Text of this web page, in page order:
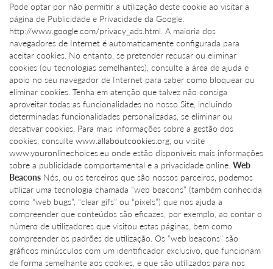
Pode optar por não permitir a utilização deste cookie ao visitar a
página de Publicidade e Privacidade da Google:
http://www.google.com/privacy_ads.html . A maioria dos
navegadores de Internet é automaticamente configurada para
aceitar cookies. No entanto, se pretender recusar ou eliminar
cookies (ou tecnologias semelhantes), consulte a área de ajuda e
apoio no seu navegador de Internet para saber como bloquear ou
eliminar cookies. Tenha em atenção que talvez não consiga
aproveitar todas as funcionalidades no nosso Site, incluindo
determinadas funcionalidades personalizadas, se eliminar ou
desativar cookies. Para mais informações sobre a gestão dos
cookies, consulte www.allaboutcookies.org , ou visite
www.youronlinechoices.eu onde estão disponíveis mais informações
sobre a publicidade comportamental e a privacidade online. Web
Beacons Nós, ou os terceiros que são nossos parceiros, podemos
utilizar uma tecnologia chamada “web beacons” (também conhecida
como “web bugs”, “clear gifs” ou “pixels”) que nos ajuda a
compreender que conteúdos são eficazes, por exemplo, ao contar o
número de utilizadores que visitou estas páginas, bem como
compreender os padrões de utilização. Os “web beacons” são
gráficos minúsculos com um identificador exclusivo, que funcionam
de forma semelhante aos cookies, e que são utilizados para nos